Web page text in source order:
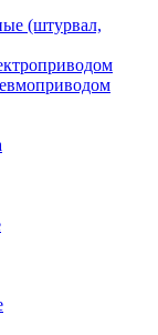
(штурвал,